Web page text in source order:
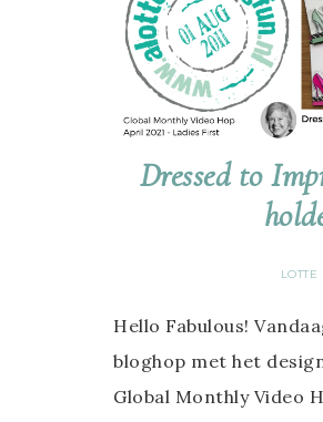
Dressed to
LOTTE
Hello Fabulous!
bloghop met het
Global Monthly Video